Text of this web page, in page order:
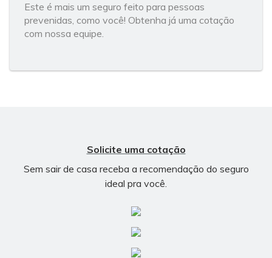
Este é mais um seguro feito para pessoas
prevenidas, como você! Obtenha já uma cotação
com nossa equipe.
Solicite uma cotação
Sem sair de casa receba a recomendação do seguro
ideal pra você.